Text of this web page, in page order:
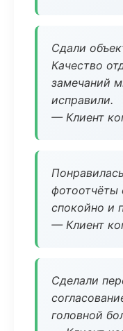
Сдали
Качество
замечаний
исправили.
— Клиент
фотоотчёты
спокойно и
— Клиент
Сделали
головной